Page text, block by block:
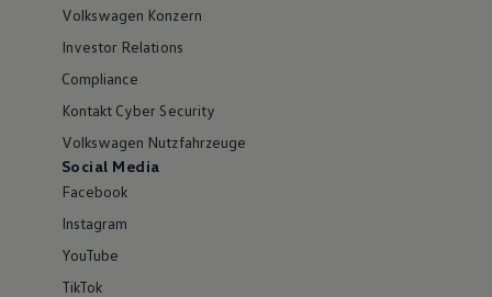
Volkswagen Konzern
Investor Relations
Compliance
Kontakt Cyber Security
Volkswagen Nutzfahrzeuge
Social Media
Facebook
Instagram
YouTube
TikTok